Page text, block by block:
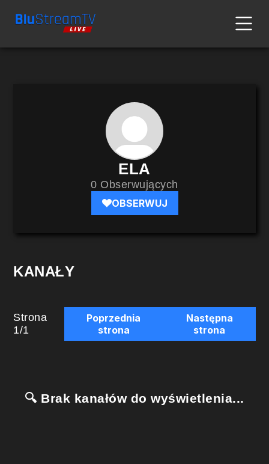
ELA
0 Obserwujących
OBSERWUJ
KANAŁY
Strona
1/1
Poprzednia
strona
Następna
strona
🔍 Brak kanałów do wyświetlenia...